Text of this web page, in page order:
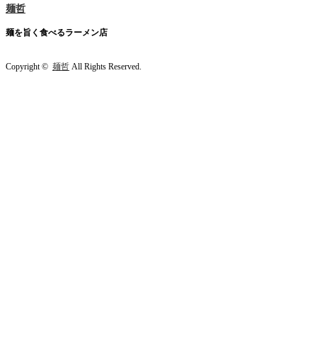
麺哲
麺を旨く食べるラーメン店
Copyright © 麺哲 All Rights Reserved.